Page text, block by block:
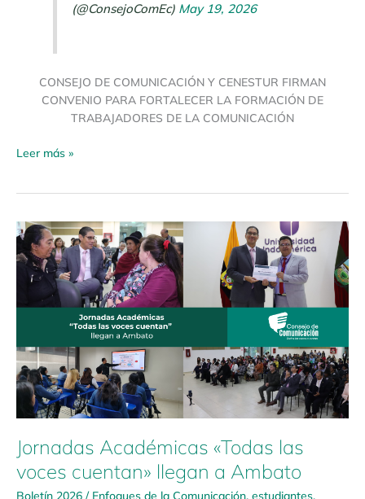
(@ConsejoComEc) May 19, 2026
CONSEJO DE COMUNICACIÓN Y CENESTUR FIRMAN
CONVENIO PARA FORTALECER LA FORMACIÓN DE
TRABAJADORES DE LA COMUNICACIÓN
Leer más »
Jornadas Académicas «Todas las
voces cuentan» llegan a Ambato
Boletín 2026 / Enfoques de la Comunicación, estudiantes,
Jornadas
Académicas
«Todas
voces
a
Ambato